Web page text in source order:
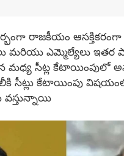
రాజకీయం
మరియు ఎమ్మెల్యేలు ఇతర
మధ్య సీట్ల కేటాయింపులో
సీట్లు కేటాయింపు